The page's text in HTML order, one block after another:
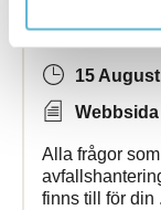
15
Webbsida
Alla frågor
finns till för din